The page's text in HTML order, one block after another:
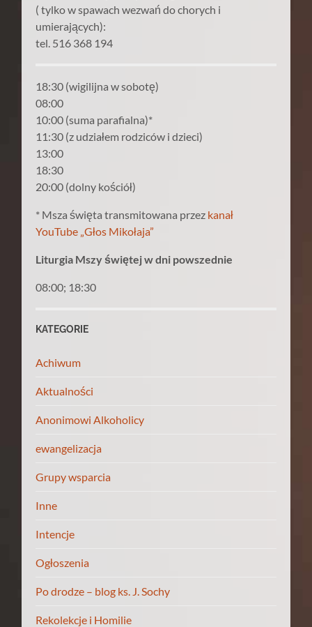
( tylko w spawach wezwań do chorych i
umierających):
tel. 516 368 194
18:30 (wigilijna w sobotę)
08:00
10:00 (suma parafialna)*
11:30 (z udziałem rodziców i dzieci)
13:00
18:30
20:00 (dolny kościół)
* Msza święta transmitowana przez kanał
YouTube „Głos Mikołaja”
Liturgia Mszy świętej w dni powszednie
08:00; 18:30
KATEGORIE
Achiwum
Aktualności
Anonimowi Alkoholicy
ewangelizacja
Grupy wsparcia
Inne
Intencje
Ogłoszenia
Po drodze – blog ks. J. Sochy
Rekolekcje i Homilie